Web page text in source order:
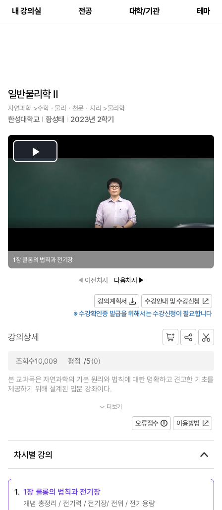
내 강의실 전공 대학/기관 테마
일반물리학 Ⅱ
자연과학 >수학ㆍ물리ㆍ천문ㆍ지리 >물리학
한성대학교 황성태 2023년 2학기
Play
1장 쿨롱의 법칙과 전기장
이전차시 다음차시
강의계획서
수강안내 및 수강신청
※ 수강확인증 발급을 위해서는 수강신청이 필요합니다
강의상세
조회수10,009 평점 /5(0)
본 교과목은 자연과학의 기본 원리와 법칙에 대한 명확하고 견고한 기초를
제공하기 위해 설계된 입문 강좌이다.
본 강좌는 대학생이면 누구나 수강할 수 있으며, 과학적 사실과...
더보기
오류접수 이용방법
차시별 강의
1. 1장 쿨롱의 법칙과 전기장
개념 총정리 / 전기력 / 전기장/ 전위 / 전기용량